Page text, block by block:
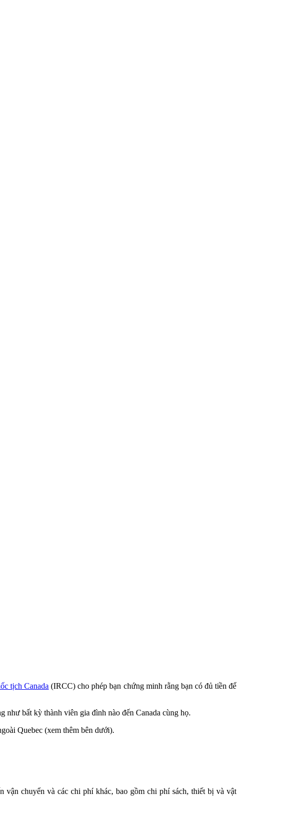
tịch Canada (IRCC) cho phép bạn chứng minh rằng bạn có đủ tiền để
như bất kỳ thành viên gia đình nào đến Canada cùng họ.
Quebec (xem thêm bên dưới).
vận chuyển và các chi phí khác, bao gồm chi phí sách, thiết bị và vật